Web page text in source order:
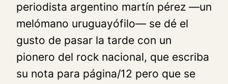
periodista argentino martín pérez —un
melómano uruguayófilo— se dé el
gusto de pasar la tarde con un
pionero del rock nacional, que escriba
su nota para página/12 pero que se